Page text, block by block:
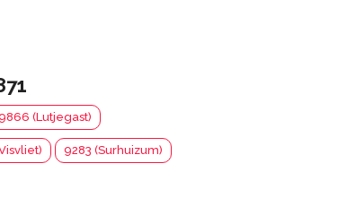
(Lutjegast)
9283 (Surhuizum)